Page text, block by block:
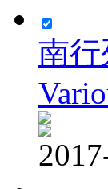
南